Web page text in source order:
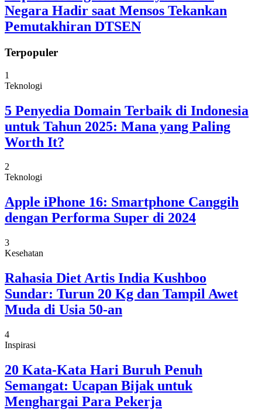
Negara Hadir saat Mensos Tekankan
Pemutakhiran DTSEN
Terpopuler
1
Teknologi
5 Penyedia Domain Terbaik di Indonesia
untuk Tahun 2025: Mana yang Paling
Worth It?
2
Teknologi
Apple iPhone 16: Smartphone Canggih
dengan Performa Super di 2024
3
Kesehatan
Rahasia Diet Artis India Kushboo
Sundar: Turun 20 Kg dan Tampil Awet
Muda di Usia 50-an
4
Inspirasi
20 Kata-Kata Hari Buruh Penuh
Semangat: Ucapan Bijak untuk
Menghargai Para Pekerja